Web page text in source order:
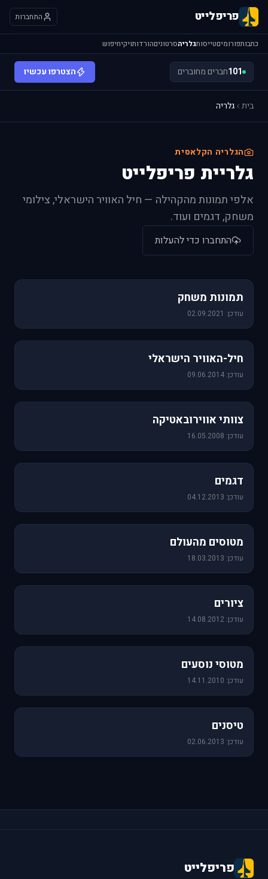
פריפלייט התחברות
כתבותפורומיםטייסותגלריהסרטוניםהורדותויקיחיפוש
101חברים מחוברים הצטרפו עכשיו
בית גלריה
הגלריה הקלאסית
גלריית פריפלייט
אלפי תמונות מהקהילה — חיל האוויר הישראלי, צילומי
משחק, דגמים ועוד.
התחברו כדי להעלות
תמונות משחק
עודכן: 02.09.2021
חיל-האוויר הישראלי
עודכן: 09.06.2014
צוותי אווירובאטיקה
עודכן: 16.05.2008
דגמים
עודכן: 04.12.2013
מטוסים מהעולם
עודכן: 18.03.2013
ציורים
עודכן: 14.08.2012
מטוסי נוסעים
עודכן: 14.11.2010
טיסנים
עודכן: 02.06.2013
פריפלייט